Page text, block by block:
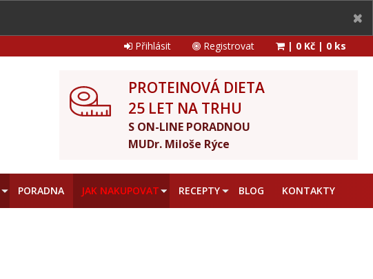
Přihlásit Registrovat | 0 Kč | 0 ks
PROTEINOVÁ DIETA
25 LET NA TRHU
S ON-LINE PORADNOU
MUDr. Miloše Rýce
PORADNA JAK NAKUPOVAT RECEPTY BLOG KONTAKTY